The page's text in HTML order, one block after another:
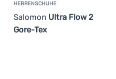
HERRENSCHUHE
Salomon Ultra Flow 2
Gore-Tex